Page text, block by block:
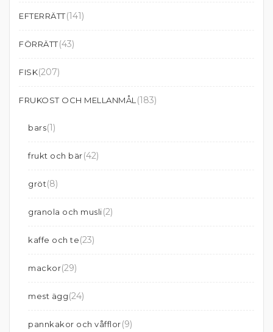
EFTERRÄTT(141)
FÖRRÄTT(43)
FISK(207)
FRUKOST OCH MELLANMÅL(183)
bars(1)
frukt och bär(42)
gröt(8)
granola och musli(2)
kaffe och te(23)
mackor(29)
mest ägg(24)
pannkakor och våfflor(9)